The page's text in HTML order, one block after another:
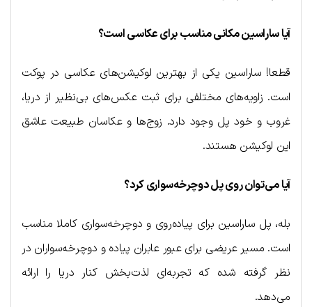
آیا ساراسین مکانی مناسب برای عکاسی است؟
قطعا! ساراسین یکی از بهترین لوکیشن‌های عکاسی در پوکت
است. زاویه‌های مختلفی برای ثبت عکس‌های بی‌نظیر از دریا،
غروب و خود پل وجود دارد. زوج‌ها و عکاسان طبیعت عاشق
این لوکیشن هستند.
آیا می‌توان روی پل دوچرخه‌سواری کرد؟
بله، پل ساراسین برای پیاده‌روی و دوچرخه‌سواری کاملا مناسب
است. مسیر عریضی برای عبور عابران پیاده و دوچرخه‌سواران در
نظر گرفته شده که تجربه‌ای لذت‌بخش کنار دریا را ارائه
می‌دهد.